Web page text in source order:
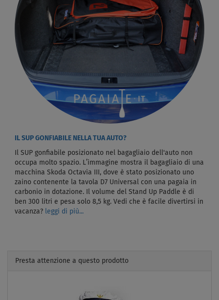
IL SUP GONFIABILE NELLA TUA AUTO?
Il SUP gonfiabile posizionato nel bagagliaio dell'auto non
occupa molto spazio. L’immagine mostra il bagagliaio di una
macchina Skoda Octavia III, dove è stato posizionato uno
zaino contenente la tavola D7 Universal con una pagaia in
carbonio in dotazione. Il volume del Stand Up Paddle è di
ben 300 litri e pesa solo 8,5 kg. Vedi che è facile divertirsi in
vacanza?
leggi di più...
Presta attenzione a questo prodotto